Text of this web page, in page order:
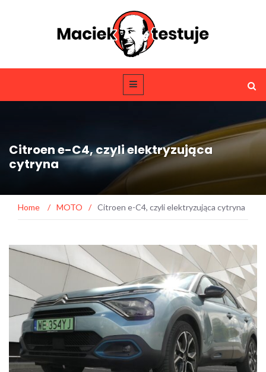
Citroen e-C4, czyli elektryzująca
cytryna
Home / MOTO / Citroen e-C4, czyli elektryzująca cytryna